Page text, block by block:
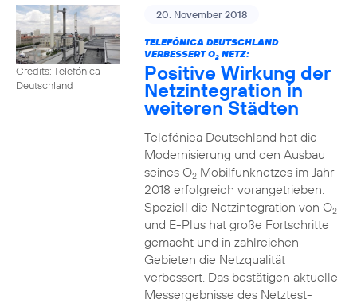
Credits: Telefónica
Deutschland
20. November 2018
TELEFÓNICA DEUTSCHLAND
VERBESSERT O2NETZ:
Positive Wirkung der
Netzintegration in
weiteren Städten
Telefónica Deutschland hat die
Modernisierung und den Ausbau
seines O2Mobilfunknetzes im Jahr
2018 erfolgreich vorangetrieben.
Speziell die Netzintegration von O2
und E-Plus hat große Fortschritte
gemacht und in zahlreichen
Gebieten die Netzqualität
verbessert. Das bestätigen aktuelle
Messergebnisse des Netztest-